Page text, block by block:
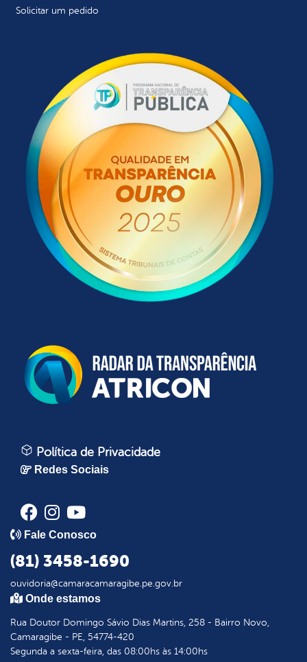
Solicitar um pedido
Política de Privacidade
Redes Sociais
Fale Conosco
(81) 3458-1690
ouvidoria@camaracamaragibe.pe.gov.br
Onde estamos
Rua Doutor Domingo Sávio Dias Martins, 258 - Bairro Novo,
Camaragibe - PE, 54774-420
Segunda a sexta-feira, das 08:00hs às 14:00hs